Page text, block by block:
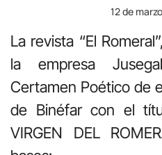
12 de
La revista “El
la empresa
Certamen Poético de
de Binéfar con el
VIRGEN DEL